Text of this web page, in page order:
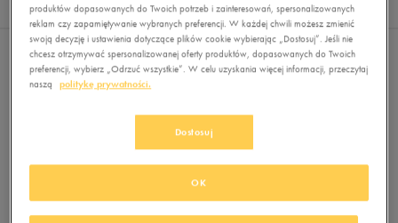
z 0
Nie wybrano filtrów
produktów dopasowanych do Twoich potrzeb i zainteresowań, spersonalizowanych
reklam czy zapamiętywanie wybranych preferencji. W każdej chwili możesz zmienić
swoją decyzję i ustawienia dotyczące plików cookie wybierając „Dostosuj”. Jeśli nie
chcesz otrzymywać spersonalizowanej oferty produktów, dopasowanych do Twoich
preferencji, wybierz „Odrzuć wszystkie”. W celu uzyskania więcej informacji, przeczytaj
naszą
politykę prywatności.
Dostosuj
OK